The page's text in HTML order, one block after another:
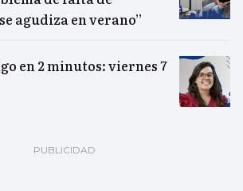
agudiza en verano”
en 2 minutos: viernes 7